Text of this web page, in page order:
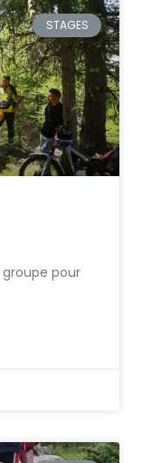
STAGES
pour